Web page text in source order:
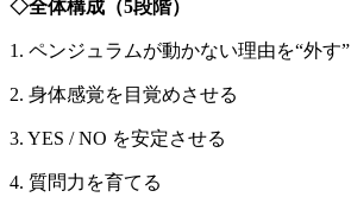
◇全体構成（5段階）
1. ペンジュラムが動かない理由を“外す”
2. 身体感覚を目覚めさせる
3. YES / NO を安定させる
4. 質問力を育てる